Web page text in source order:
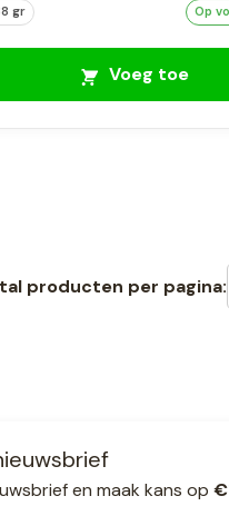
gr Op
Voeg toe
producten per pagina:
en maak kans op